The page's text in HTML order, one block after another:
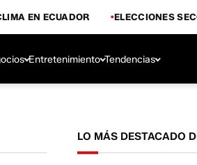
EN ECUADOR ELECCIONES
Entretenimiento Tendencias
LO MÁS DESTACADO